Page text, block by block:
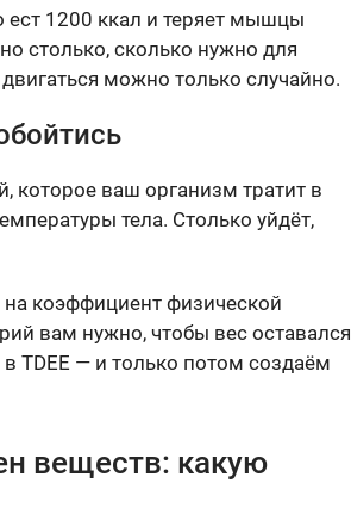
ест 1200 ккал и теряет мышцы
столько, сколько нужно для
можно только случайно.
которое ваш организм тратит в
тела. Столько уйдёт,
коэффициент физической
вам нужно, чтобы вес оставался
TDEE — и только потом создаём
веществ: какую